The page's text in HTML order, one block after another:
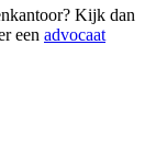
Kijk dan
een advocaat